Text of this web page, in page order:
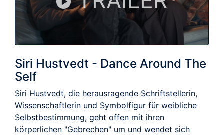
Siri Hustvedt - Dance Around The
Self
Siri Hustvedt, die herausragende Schriftstellerin,
Wissenschaftlerin und Symbolfigur für weibliche
Selbstbestimmung, geht offen mit ihren
körperlichen "Gebrechen" um und wendet sich